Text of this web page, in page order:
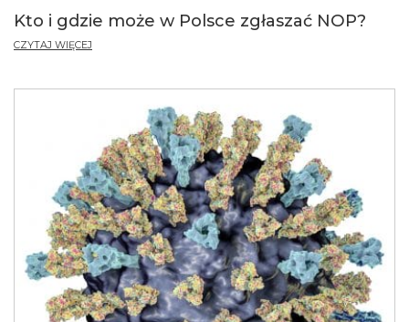
Kto i gdzie może w Polsce zgłaszać NOP?
CZYTAJ WIĘCEJ